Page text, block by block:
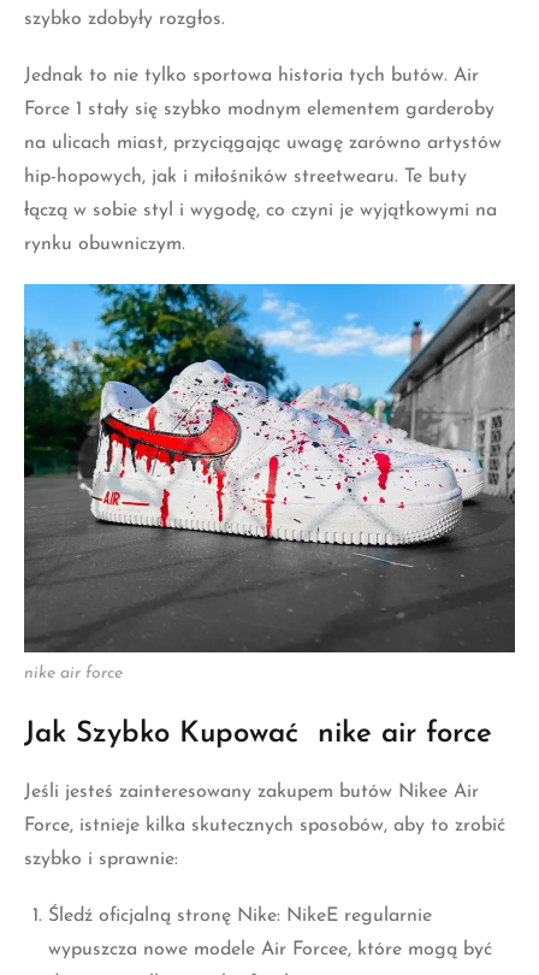
Force 1 stały się szybko modnym elementem garderoby
hip-hopowych, jak i miłośników streetwearu. Te buty
łączą w sobie styl i wygodę, co czyni je wyjątkowymi na
rynku obuwniczym.
nike air force
Jak Szybko Kupować nike air force
Force, istnieje kilka skutecznych sposobów, aby to zrobić
Śledź oficjalną stronę Nike: NikeE regularnie
wypuszcza nowe modele Air Forcee, które mogą być
Subskrybując newsletter lub śledząc profile
społecznościowe marki, możesz być na bieżąco z